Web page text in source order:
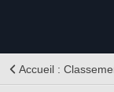
Accueil :